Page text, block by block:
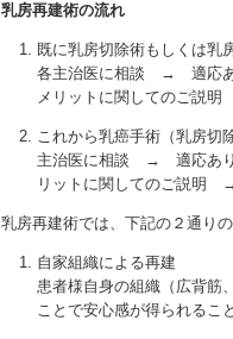
乳房再建術の流れ
既に乳房切除術もしくは乳
各主治医に相談 → 適応あ
メリットに関してのご説
これから乳癌手術（乳房切
主治医に相談 → 適応あり
リットに関してのご説明
乳房再建術では、下記の２通りの
自家組織による再建
患者様自身の組織（広背筋
ことで安心感が得られるこ